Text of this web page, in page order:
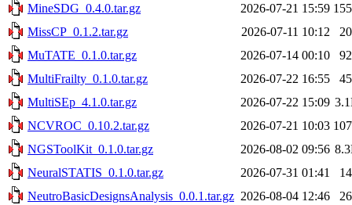
MineSDG_0.4.0.tar.gz
2026-07-21 15:59
MissCP_0.1.2.tar.gz
2026-07-11 10:12
MuTATE_0.1.0.tar.gz
2026-07-14 00:10
MultiFrailty_0.1.0.tar.gz
2026-07-22 16:55
MultiSEp_4.1.0.tar.gz
2026-07-22 15:09
NCVROC_0.10.2.tar.gz
2026-07-21 10:03
NGSToolKit_0.1.0.tar.gz
2026-08-02 09:56
NeuralSTATIS_0.1.0.tar.gz
2026-07-31 01:41
NeutroBasicDesignsAnalysis_0.0.1.tar.gz 2026-08-04 12:46